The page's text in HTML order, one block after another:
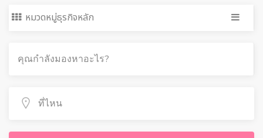
หมวดหมู่ธุรกิจหลัก